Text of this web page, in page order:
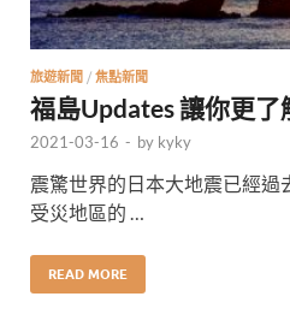
旅遊新聞 / 焦點新聞
福島Updates 讓你更了
2021-03-16 - by kyky
震驚世界的日本大地震已經過
受災地區的 …
READ MORE